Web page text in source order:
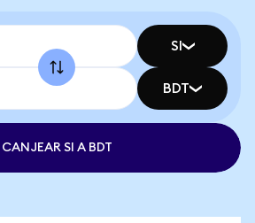
SI
BDT
CANJEAR SI A BDT